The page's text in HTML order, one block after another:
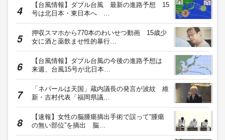
【台風情報】ダブル台風 最新の進路予想 15
号は北日本・東日本へ …
押収スマホから770本のわいせつ動画 15歳少
女に酒と薬飲ませ性的暴行…
【台風情報】ダブル台風の今後の進路予想は
来週、台風15号が北日本…
「ネパールは天国」蔵内議長の発言が波紋 維
新・吉村代表「福岡県議…
【速報】女性の脳腫瘍摘出手術で誤って“腫瘍
の無い部位”を摘出 脳…